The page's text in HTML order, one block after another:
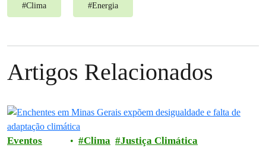
#Clima #Energia
Artigos Relacionados
Eventos
Clima
Justiça Climática